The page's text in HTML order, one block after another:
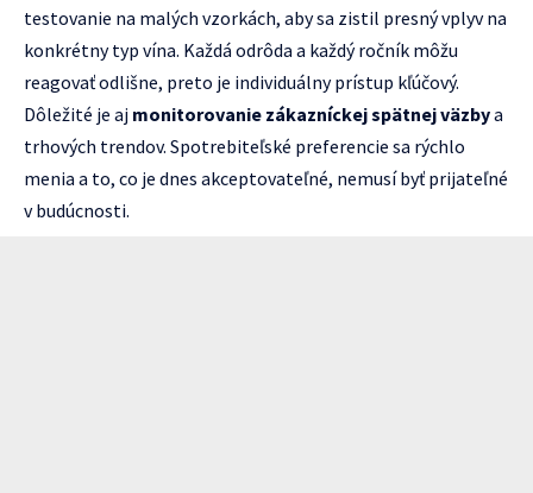
testovanie na malých vzorkách, aby sa zistil presný vplyv na
konkrétny typ vína. Každá odrôda a každý ročník môžu
reagovať odlišne, preto je individuálny prístup kľúčový.
Dôležité je aj monitorovanie zákazníckej spätnej väzbya
trhových trendov. Spotrebiteľské preferencie sa rýchlo
menia a to, co je dnes akceptovateľné, nemusí byť prijateľné
v budúcnosti.